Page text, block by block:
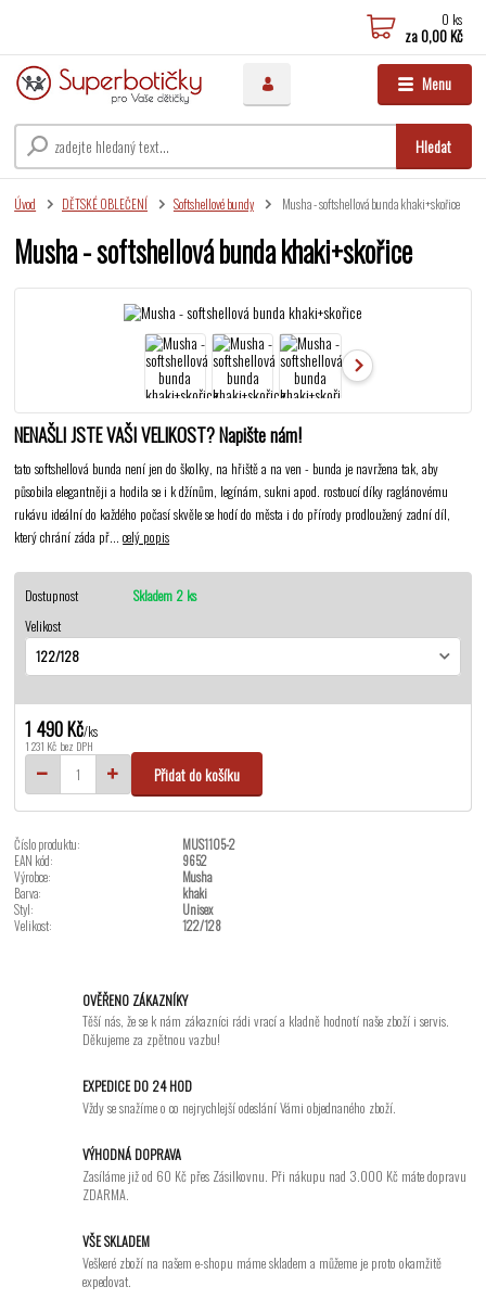
Menu
Hledat
0 ks
za0,00 Kč
Úvod DĚTSKÉ OBLEČENÍ Softshellové bundy Musha - softshellová bunda khaki+skořice
Musha - softshellová bunda khaki+skořice
NENAŠLI JSTE VAŠI VELIKOST? Napište nám!
tato softshellová bunda není jen do školky, na hřiště a na ven - bunda je navržena tak, aby
působila elegantněji a hodila se i k džínům, legínám, sukni apod. rostoucí díky raglánovému
rukávu ideální do každého počasí skvěle se hodí do města i do přírody prodloužený zadní díl,
který chrání záda př...celý popis
Dostupnost
Skladem 2 ks
Velikost
1 490 Kč/ks
1 231 Kč bez DPH
Přidat do košíku
Číslo produktu:
MUS1105-2
EAN kód:
9652
Výrobce:
Musha
Barva:
khaki
Styl:
Unisex
Velikost:
122/128
OVĚŘENO ZÁKAZNÍKY
Těší nás, že se k nám zákazníci rádi vrací a kladně hodnotí naše zboží i servis.
Děkujeme za zpětnou vazbu!
EXPEDICE DO 24 HOD
Vždy se snažíme o co nejrychlejší odeslání Vámi objednaného zboží.
VÝHODNÁ DOPRAVA
Zasíláme již od 60 Kč přes Zásilkovnu. Při nákupu nad 3.000 Kč máte dopravu
ZDARMA.
VŠE SKLADEM
Veškeré zboží na našem e-shopu máme skladem a můžeme je proto okamžitě
expedovat.